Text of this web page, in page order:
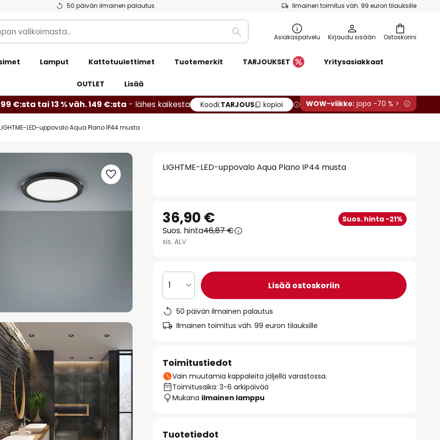
50 päivän ilmainen palautus Ilmainen toimitus väh. 99 euron tilauksille
Ostoskorini
Etsi Asiakaspalvelu Kirjaudu sisään
Lamput Kattotuulettimet Tuotemerkit TARJOUKSET Yritysasiakkaat
OUTLET Lisää
€:sta tai 13 % väh. 149 €:sta - lähes kaikesta Koodi:TARJOUS kopioi WOW-viikko: jopa -70 % >
LED-uppovalo Aqua Plano IP44 musta
LIGHTME-LED-uppovalo Aqua Plano IP44 musta
36,90 € Suos. hinta -21%
Suos. hinta46,87 €
sis. ALV
1 Lisää ostoskoriin
50 päivän ilmainen palautus
Ilmainen toimitus väh. 99 euron tilauksille
Toimitustiedot
Vain muutamia kappaleita jäljellä varastossa.
Toimitusaika: 3-6 arkipäivää
Mukana ilmainen lamppu
Tuotetiedot